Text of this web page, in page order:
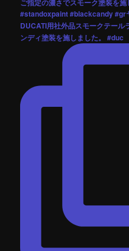
DUCATI用社外品スモークテール
ンディ塗装を施しました。 #duc